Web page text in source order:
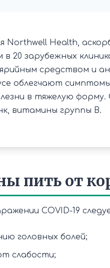
Health,
в 20 зарубежных
средством и
облегчают
в тяжелую форму.
витамины группы В.
пить от
COVID-19
головных болей;
слабости;